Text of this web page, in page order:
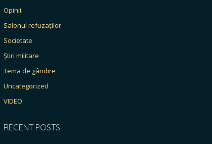
Opinii
Salonul refuzaților
Societate
Știri militare
Tema de gândire
Uncategorized
VIDEO
RECENT POSTS